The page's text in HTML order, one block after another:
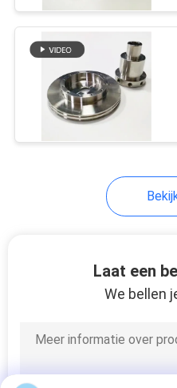
autoLaat een
We bellen